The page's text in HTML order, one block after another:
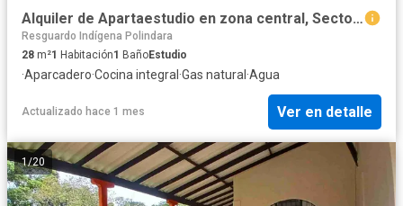
Alquiler de Apartaestudio en zona central, Sector Campobello, valor incluye Servicios
Resguardo Indígena Polindara
28 m²1 Habitación1 BañoEstudio
·Aparcadero·Cocina integral ·Gas natural ·Agua
Actualizado hace 1 mes Ver en detalle
1/20